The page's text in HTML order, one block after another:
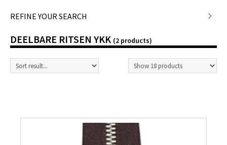
Fournituren
Lessen & Workshops
Breien & Haken
REFINE YOUR SEARCH
DEELBARE RITSEN YKK (2 products)